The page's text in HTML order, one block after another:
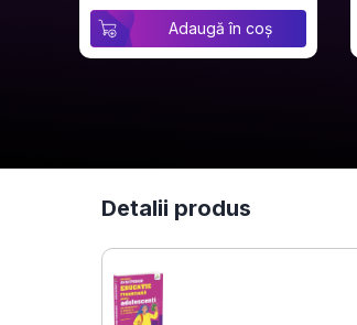
Adaugă în coș
Detalii produs